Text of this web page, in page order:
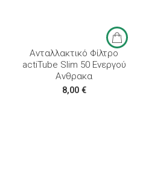
Ανταλλακτικό Φίλτρο
actiTube Slim 50 Ενεργού
Ανθρακα
8,00 €